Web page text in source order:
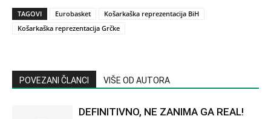
TAGOVI Eurobasket
Košarkaška reprezentacija BiH
Košarkaška reprezentacija Grčke
POVEZANI ČLANCI VIŠE OD AUTORA
DEFINITIVNO, NE ZANIMA GA REAL!